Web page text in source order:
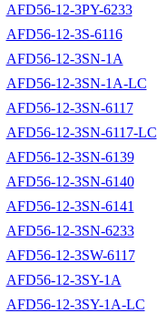
AFD56-12-3PY-6233
AFD56-12-3S-6116
AFD56-12-3SN-1A
AFD56-12-3SN-1A-LC
AFD56-12-3SN-6117
AFD56-12-3SN-6117-LC
AFD56-12-3SN-6139
AFD56-12-3SN-6140
AFD56-12-3SN-6141
AFD56-12-3SN-6233
AFD56-12-3SW-6117
AFD56-12-3SY-1A
AFD56-12-3SY-1A-LC